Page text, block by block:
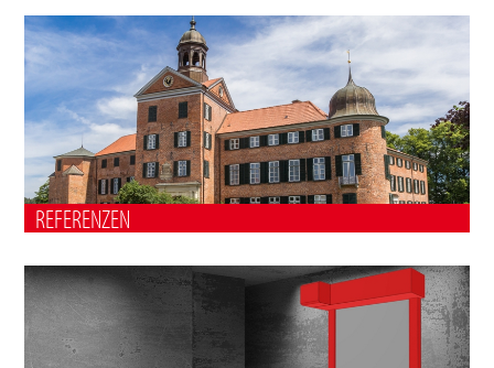
REFERENZEN